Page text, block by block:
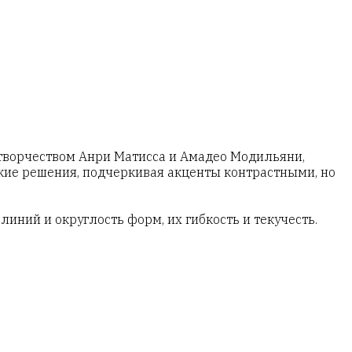
Анри Матисса и Амадео Модильяни,
решения, подчеркивая акценты контрастными, но
и округлость форм, их гибкость и текучесть.